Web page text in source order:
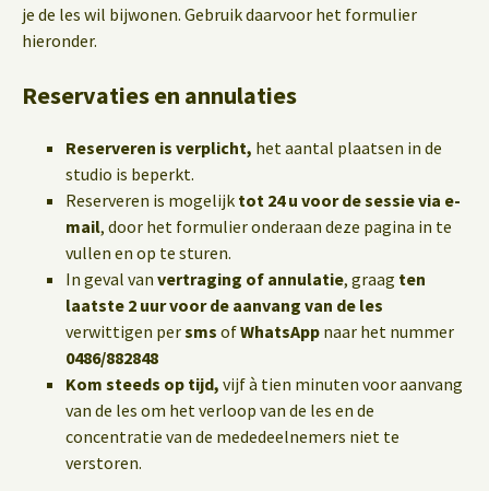
je de les wil bijwonen. Gebruik daarvoor het formulier
hieronder.
Reservaties en annulaties
Reserveren is verplicht, het aantal plaatsen in de
studio is beperkt.
Reserveren is mogelijk tot 24 u voor de sessie via e-
mail, door het formulier onderaan deze pagina in te
vullen en op te sturen.
In geval van vertraging of annulatie, graag ten
laatste 2 uur voor de aanvang van de les
verwittigen persms ofWhatsApp naar het nummer
0486/882848
Kom steeds op tijd, vijf à tien minuten voor aanvang
van de les om het verloop van de les en de
concentratie van de mededeelnemers niet te
verstoren.